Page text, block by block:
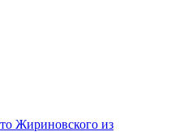
Жириновского из